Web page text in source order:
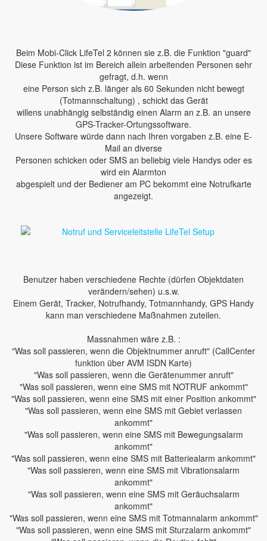
Beim Mobi-Click LifeTel 2 können sie z.B. die Funktion "guard"
Diese Funktion ist im Bereich allein arbeitenden Personen sehr
gefragt, d.h. wenn
eine Person sich z.B. länger als 60 Sekunden nicht bewegt
(Totmannschaltung) , schickt das Gerät
willens unabhängig selbständig einen Alarm an z.B. an unsere
GPS-Tracker-Ortungssoftware.
Unsere Software würde dann nach Ihren vorgaben z.B. eine E-
Mail an diverse
Personen schicken oder SMS an beliebig viele Handys oder es
wird ein Alarmton
abgespielt und der Bediener am PC bekommt eine Notrufkarte
angezeigt.
Benutzer haben verschiedene Rechte (dürfen Objektdaten
verändern/sehen) u.s.w.
Einem Gerät, Tracker, Notrufhandy, Totmannhandy, GPS Handy
kann man verschiedene Maßnahmen zuteilen.
Massnahmen wäre z.B. :
"Was soll passieren, wenn die Objektnummer anruft" (CallCenter
funktion über AVM ISDN Karte)
"Was soll passieren, wenn die Gerätenummer anruft"
"Was soll passieren, wenn eine SMS mit NOTRUF ankommt"
"Was soll passieren, wenn eine SMS mit einer Position ankommt"
"Was soll passieren, wenn eine SMS mit Gebiet verlassen
ankommt"
"Was soll passieren, wenn eine SMS mit Bewegungsalarm
ankommt"
"Was soll passieren, wenn eine SMS mit Batteriealarm ankommt"
"Was soll passieren, wenn eine SMS mit Vibrationsalarm
ankommt"
"Was soll passieren, wenn eine SMS mit Geräuchsalarm
ankommt"
"Was soll passieren, wenn eine SMS mit Totmannalarm ankommt"
"Was soll passieren, wenn eine SMS mit Sturzalarm ankommt"